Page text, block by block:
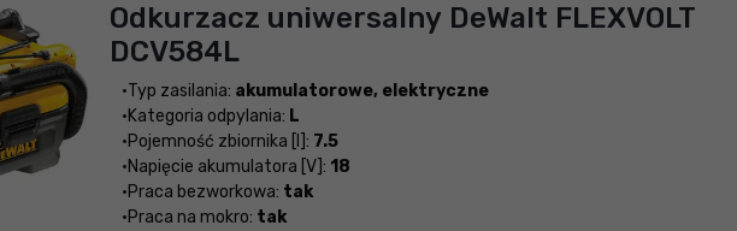
Odkurzacz uniwersalny DeWalt FLEXVOLT
DCV584L
Typ zasilania: akumulatorowe, elektryczne
Kategoria odpylania: L
Pojemność zbiornika [l]: 7.5
Napięcie akumulatora [V]: 18
Praca bezworkowa: tak
Praca na mokro: tak